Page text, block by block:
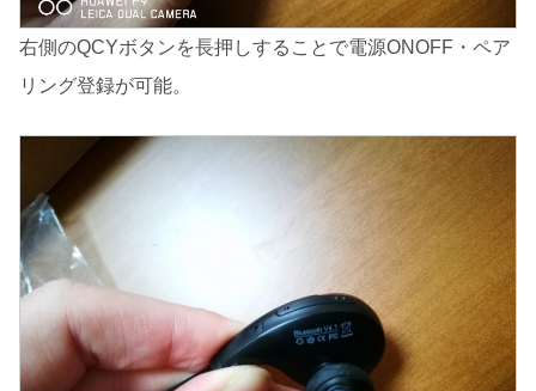
右側のQCYボタンを長押しすることで電源ONOFF・ペア
リング登録が可能。